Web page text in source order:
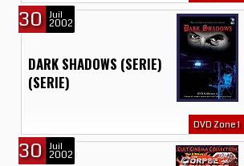
30 Juil
2002
DARK SHADOWS (SERIE)
(SERIE)
DVD Zone 1
30 Juil
2002